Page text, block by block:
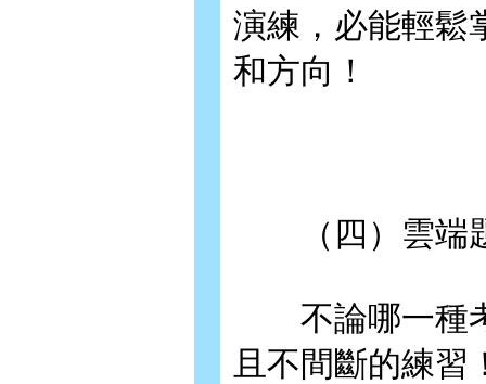
演練，必能輕鬆
和方向！
（四）雲端
不論哪一種考
且不間斷的練習